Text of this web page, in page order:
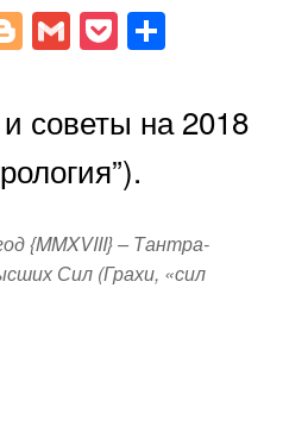
Bl
o
g
g
er
G
m
ail
P
o
ck
et
ar
e
советы на 2018
{MMXVIII} – Тантра-
Сил (Грахи, «сил